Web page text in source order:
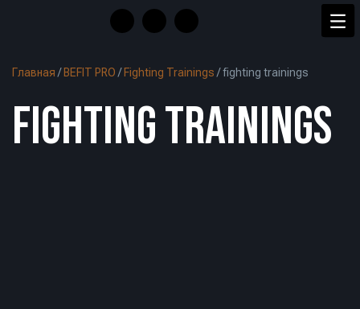
Главная / BEFIT PRO / Fighting Trainings /fighting trainings
FIGHTING TRAININGS